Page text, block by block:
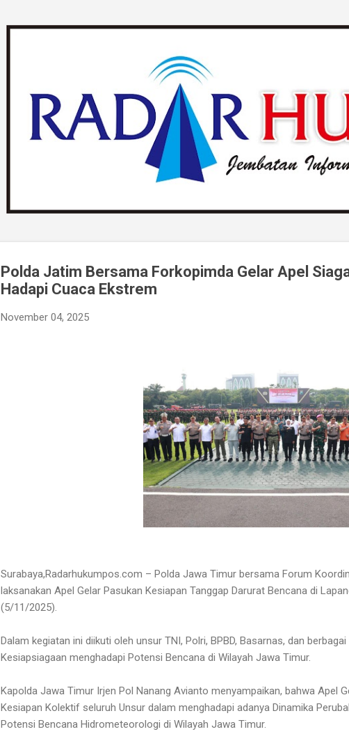
Polda Jatim Bersama Forkopimda Gelar Apel
Hadapi Cuaca Ekstrem
November 04, 2025
Surabaya,Radarhukumpos.com – Polda Jawa Timur bersama Forum
laksanakan Apel Gelar Pasukan Kesiapan Tanggap Darurat Bencana di
(5/11/2025).
Dalam kegiatan ini diikuti oleh unsur TNI, Polri, BPBD, Basarnas, dan
Kesiapsiagaan menghadapi Potensi Bencana di Wilayah Jawa Timur.
Kapolda Jawa Timur Irjen Pol Nanang Avianto menyampaikan, bahwa Apel
Kesiapan Kolektif seluruh Unsur dalam menghadapi adanya Dinamika
Potensi Bencana Hidrometeorologi di Wilayah Jawa Timur.